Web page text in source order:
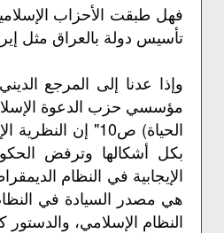
فهل طبقت الأحزاب
تأسيس دولة بالعراق مثل
وإذا عدنا إلى المرجع
مؤسسي حزب الدعوة
الحياة) ص10" إن
بكل أشكالها وترفض
الإيجابية في النظام
هي مصدر السيادة في
النظام الإسلامي،